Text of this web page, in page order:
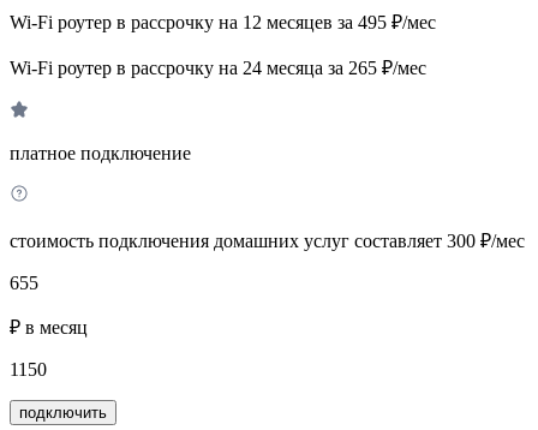
Wi-Fi роутер в рассрочку на 12 месяцев за 495 ₽/мес
Wi-Fi роутер в рассрочку на 24 месяца за 265 ₽/мес
платное подключение
стоимость подключения домашних услуг составляет 300 ₽/мес
655
₽ в месяц
1150
подключить